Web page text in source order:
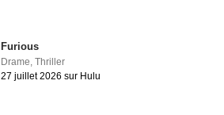
Furious
Drame,Thriller
27 juillet 2026 sur Hulu